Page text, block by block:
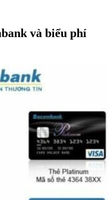
và biểu phí